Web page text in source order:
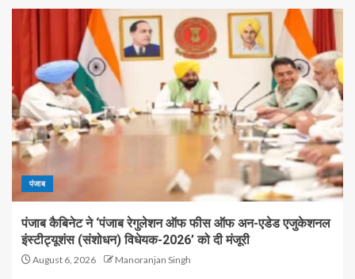
पंजाब
पंजाब कैबिनेट ने ‘पंजाब रेगुलेशन ऑफ फीस ऑफ अन-एडेड एजुकेशनल
इंस्टीट्यूशंस (संशोधन) विधेयक-2026’ को दी मंजूरी
August 6, 2026 Manoranjan Singh